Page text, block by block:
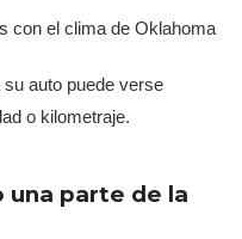
con el clima de Oklahoma
auto puede verse
o kilometraje.
una parte de la